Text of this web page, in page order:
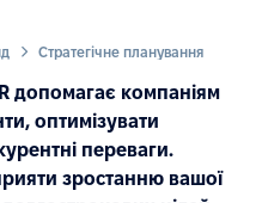
Стратегічне планування
допомагає компаніям
оптимізувати
переваги.
зростанню вашої